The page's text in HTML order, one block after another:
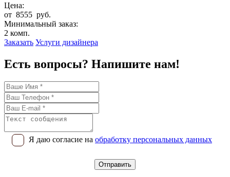
Цена:
от 8555 руб.
Минимальный заказ:
2 комп.
Заказать Услуги дизайнера
Есть вопросы? Напишите нам!
Я даю согласие на обработку персональных данных